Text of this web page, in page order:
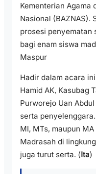
Kementerian Agama
Nasional (BAZNAS).
prosesi penyematan
bagi enam siswa
Maspur
Hadir dalam acara
Hamid AK, Kasubag
Purworejo Uan
serta
MI, MTs, maupun
Madrasah di
juga turut serta. (Ita)